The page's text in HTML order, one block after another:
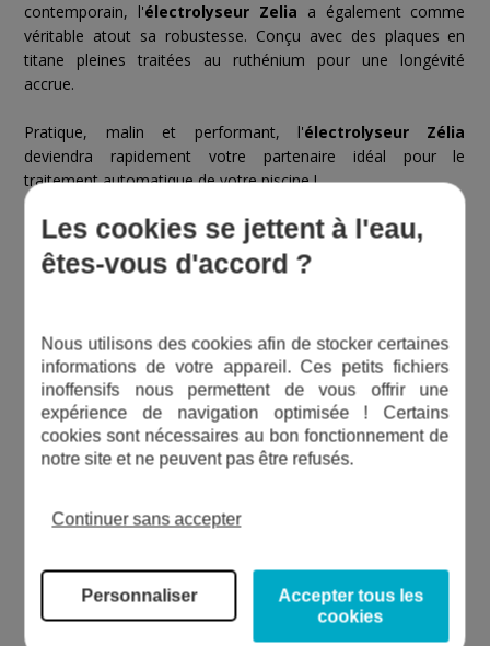
contemporain, l'électrolyseur Zelia a également comme
véritable atout sa robustesse. Conçu avec des plaques en
titane pleines traitées au ruthénium pour une longévité
accrue.
Pratique, malin et performant, l'électrolyseur Zélia
deviendra rapidement votre partenaire idéal pour le
traitement automatique de votre piscine !
LES PLUS DU TRAITEMENT AU SEL DE C.C.E.I
+ Cellule lumineuse
+ Boîtier compact
+ Détection de la couverture
+ Production adaptée à la température de l'eau
+ Cellule auto-nettoyante
CARACTÉRISTIQUES TECHNIQUES DES
ELECTROLYSEURS ZELIA
Les cookies se jettent à l'eau,
êtes-vous d'accord ?
Nous utilisons des cookies afin de stocker certaines
informations de votre appareil. Ces petits fichiers
inoffensifs nous permettent de vous offrir une
expérience de navigation optimisée ! Certains
cookies sont nécessaires au bon fonctionnement de
notre site et ne peuvent pas être refusés.
Continuer sans accepter
Personnaliser
Accepter tous les
cookies